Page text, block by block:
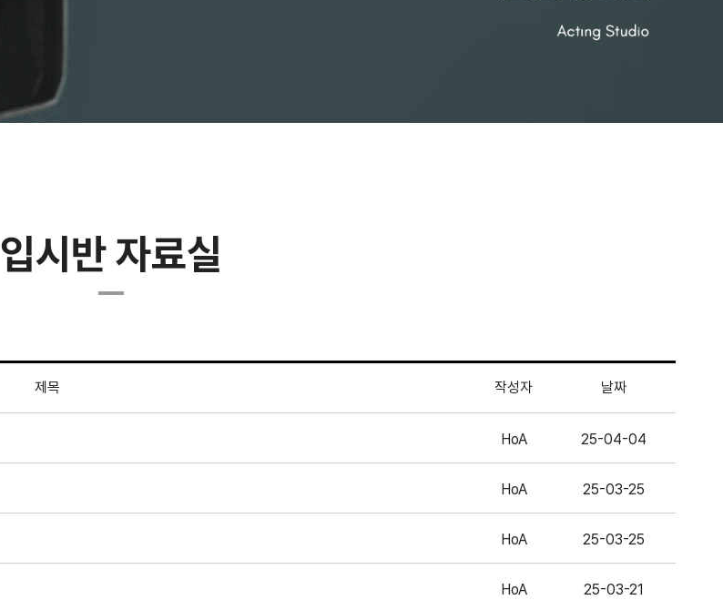
입시반 자료실
제목 작성자 날짜
HoA 25-04-04
HoA 25-03-25
HoA 25-03-25
HoA 25-03-21